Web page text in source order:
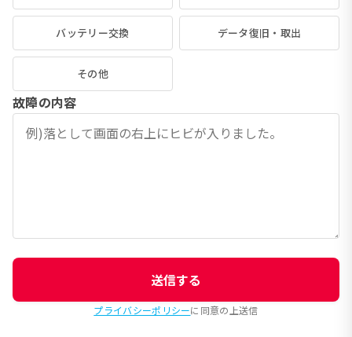
バッテリー交換 データ復旧・取出
その他
故障の内容
送信する
プライバシーポリシーに同意の上送信